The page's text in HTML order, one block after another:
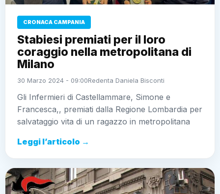
CRONACA CAMPANIA
Stabiesi premiati per il loro
coraggio nella metropolitana di
Milano
30 Marzo 2024 - 09:00Redenta Daniela Bisconti
Gli Infermieri di Castellammare, Simone e
Francesca,, premiati dalla Regione Lombardia per
salvataggio vita di un ragazzo in metropolitana
Leggi l’articolo →